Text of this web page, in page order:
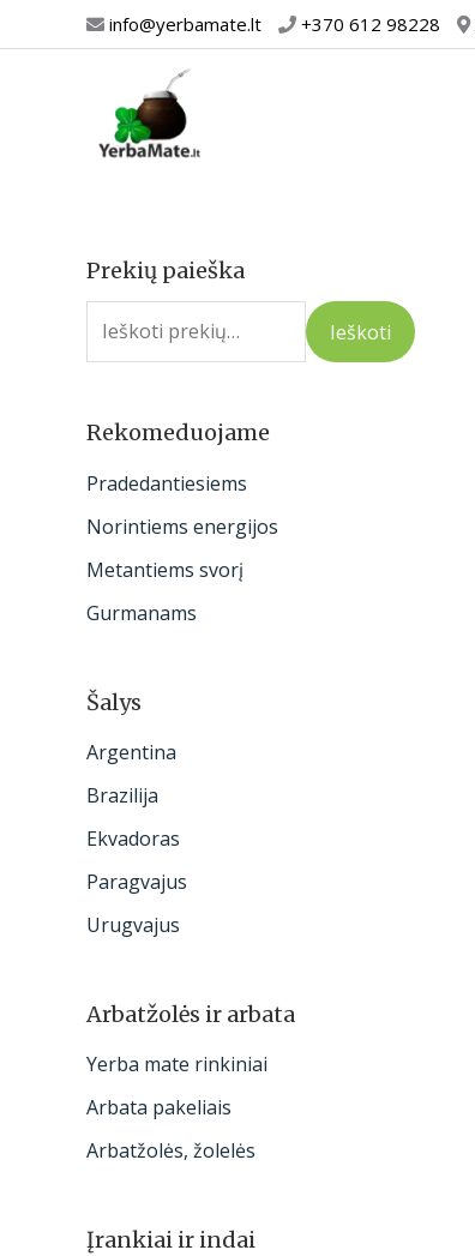
prie
info@yerbamate.lt +370 612 98228
Prekių paieška
I
e
o
:
Ieškoti
Rekomeduojame
Pradedantiesiems
Norintiems energijos
Metantiems svorį
Gurmanams
Šalys
Argentina
Brazilija
Ekvadoras
Paragvajus
Urugvajus
Arbatžolės ir arbata
Yerba mate rinkiniai
Arbata pakeliais
Arbatžolės, žolelės
Įrankiai ir indai